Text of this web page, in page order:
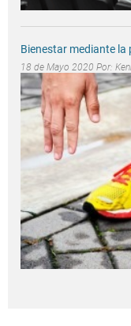
Bienestar mediante la
18 de Mayo 2020 Por: